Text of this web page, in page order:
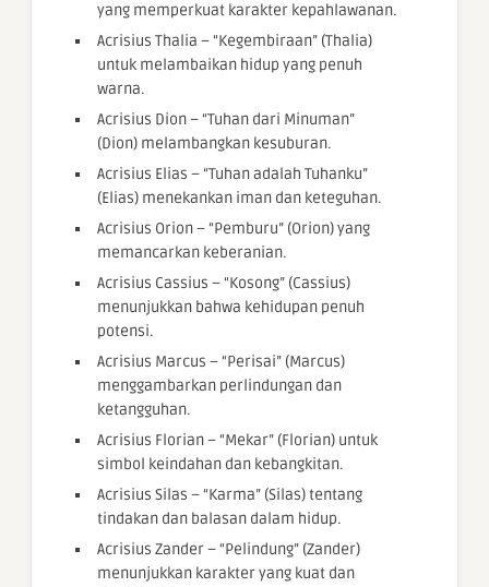
yang memperkuat karakter kepahlawanan.
Acrisius Thalia – “Kegembiraan” (Thalia)
untuk melambaikan hidup yang penuh
warna.
Acrisius Dion – “Tuhan dari Minuman”
(Dion) melambangkan kesuburan.
Acrisius Elias – “Tuhan adalah Tuhanku”
(Elias) menekankan iman dan keteguhan.
Acrisius Orion – “Pemburu” (Orion) yang
memancarkan keberanian.
Acrisius Cassius – “Kosong” (Cassius)
menunjukkan bahwa kehidupan penuh
potensi.
Acrisius Marcus – “Perisai” (Marcus)
menggambarkan perlindungan dan
ketangguhan.
Acrisius Florian – “Mekar” (Florian) untuk
simbol keindahan dan kebangkitan.
Acrisius Silas – “Karma” (Silas) tentang
tindakan dan balasan dalam hidup.
Acrisius Zander – “Pelindung” (Zander)
menunjukkan karakter yang kuat dan